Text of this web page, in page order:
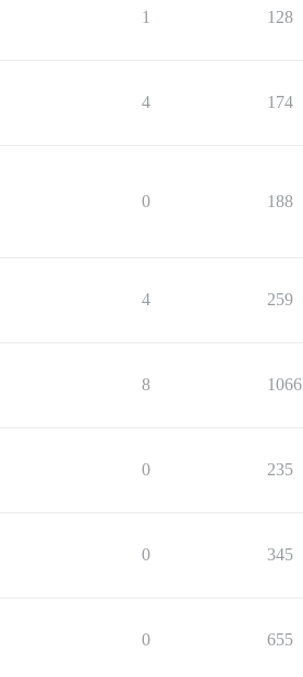
1 128
4 174
0 188
4 259
8 1066
0 235
0 345
0 655